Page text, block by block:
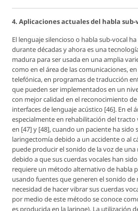
4. Aplicaciones actuales del habla sub-
El lenguaje silencioso o habla sub-vocal
durante décadas y ahora es una
madura para ser usada en una amplia
como en el área de las comunicaciones,
telefónica, en programas de traducción
que pueden ser implementados en un
con mejor calidad en el reconocimiento
interfaces de lenguaje acústico [46]. En el
especialmente en rehabilitación del tracto
en [47] y [48], cuando un paciente ha sido
laringectomía debido a un accidente o al
puede producir el sonido de la voz de
debido a que sus cuerdas vocales han
requiere un método alternativo de habla
usando fuentes que generen el sonido de
necesidad de hacer vibrar sus cuerdas
por medio de este método se conoce
es producida en la laringe). La utilización